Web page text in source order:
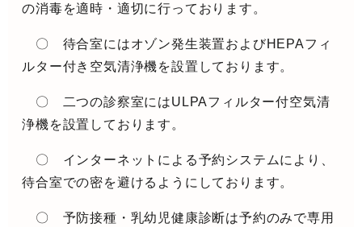
の消毒を適時・適切に行っております。
〇 待合室にはオゾン発生装置およびHEPAフィ
ルター付き空気清浄機を設置しております。
〇 二つの診察室にはULPAフィルター付空気清
浄機を設置しております。
〇 インターネットによる予約システムにより、
待合室での密を避けるようにしております。
〇 予防接種・乳幼児健康診断は予約のみで専用